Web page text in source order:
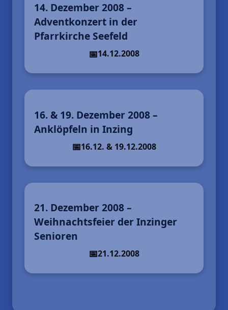
14. Dezember 2008 –
Adventkonzert in der
Pfarrkirche Seefeld
14.12.2008
16. & 19. Dezember 2008 –
Anklöpfeln in Inzing
16.12. & 19.12.2008
21. Dezember 2008 –
Weihnachtsfeier der Inzinger
Senioren
21.12.2008